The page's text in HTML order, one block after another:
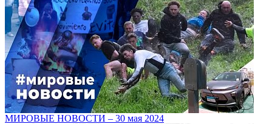
МИРОВЫЕ НОВОСТИ – 30 мая 2024